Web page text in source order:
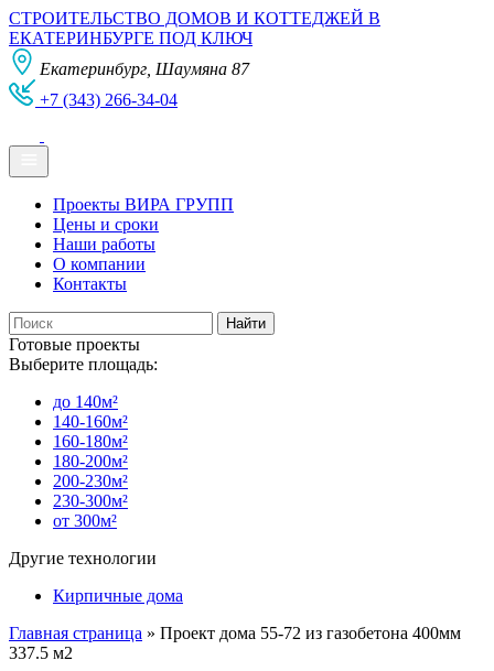
СТРОИТЕЛЬСТВО ДОМОВ И КОТТЕДЖЕЙ В
ЕКАТЕРИНБУРГЕ ПОД КЛЮЧ
Екатеринбург, Шаумяна 87
+7 (343) 266-34-04
Проекты ВИРА ГРУПП
Цены и сроки
Наши работы
О компании
Контакты
Готовые проекты
Выберите площадь:
до 140м²
140-160м²
160-180м²
180-200м²
200-230м²
230-300м²
от 300м²
Другие технологии
Кирпичные дома
Главная страница » Проект дома 55-72 из газобетона 400мм
337.5 м2